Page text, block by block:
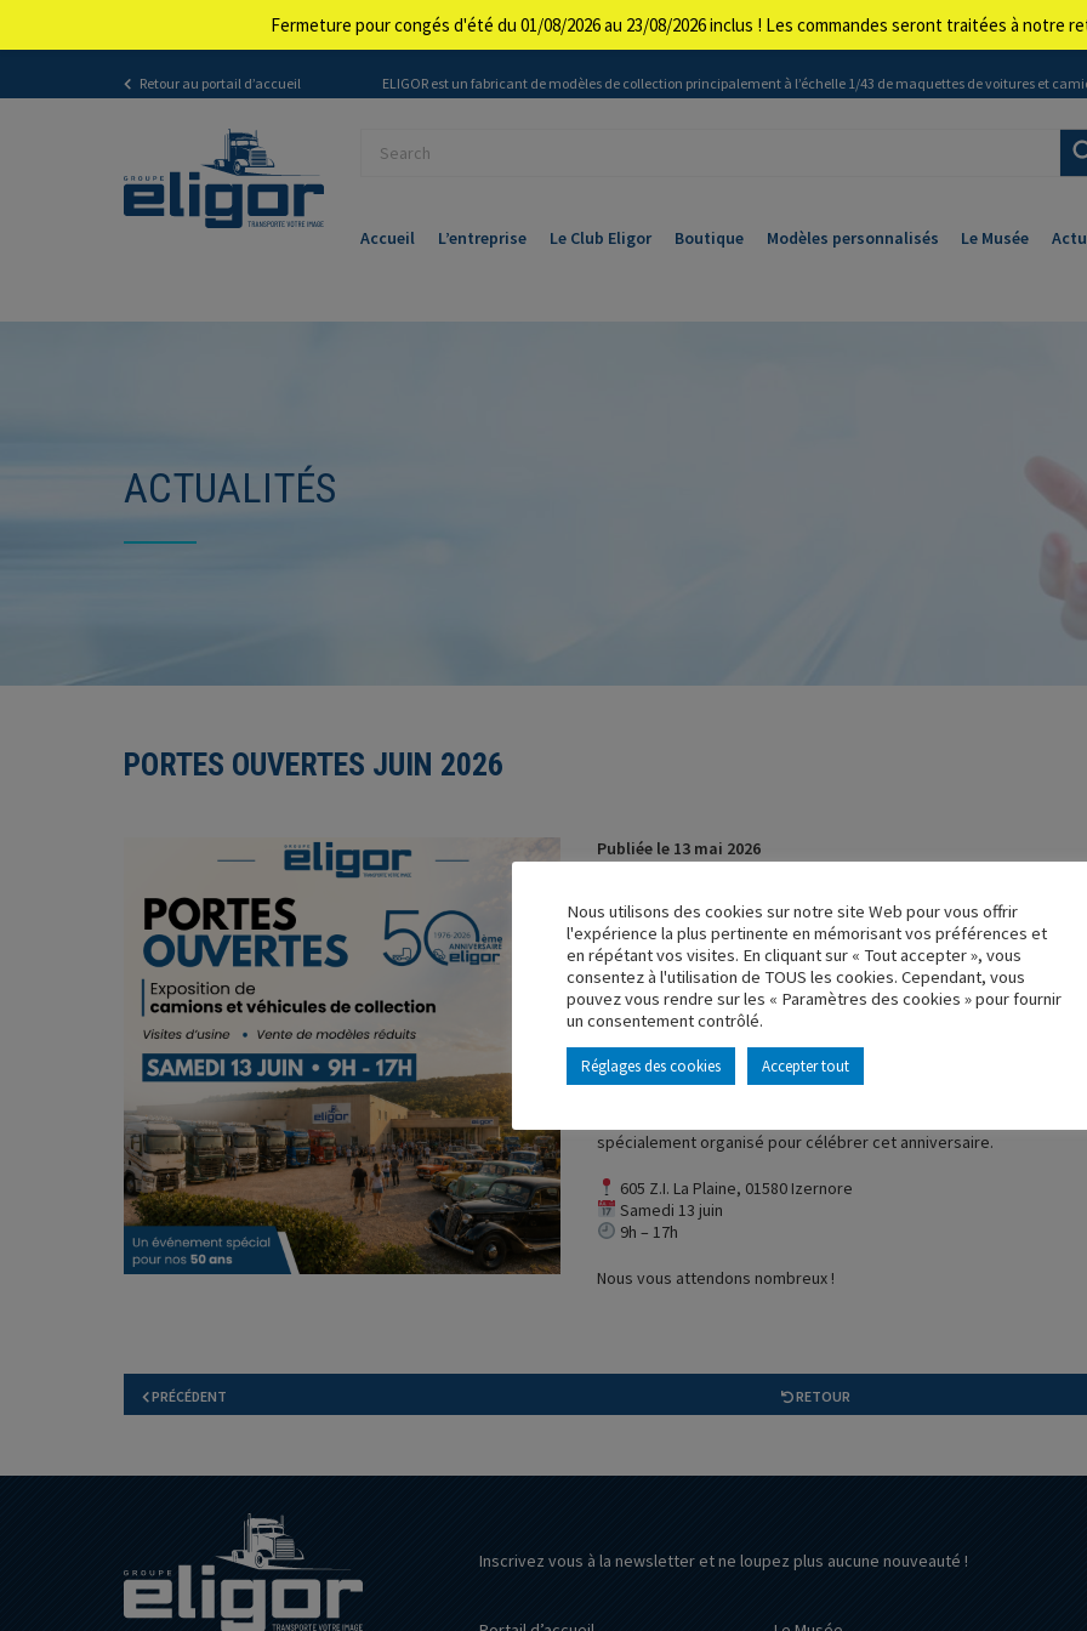
Retour au portail d’accueil ELIGOR est un fabricant de modèles de collection principalement à l’échelle 1/43 de maquettes de voitures et
Accueil L’entreprise Le Club Eligor Boutique Modèles personnalisés Le Musée
ACTUALITÉS
PORTES OUVERTES JUIN 2026
Publiée le 13 mai 2026
À l’occasion des 50 ans de la marque, nous vous donnons rendez-
festive.
Au programme :
Présentation de camions et véhicules de collection
Visite de l’usine
Espace vente de modèles réduits
Une occasion unique de découvrir l’univers Eligor, d’échanger
spécialement organisé pour célébrer cet anniversaire.
605 Z.I. La Plaine, 01580 Izernore
Samedi 13 juin
9h – 17h
Nous vous attendons nombreux !
PRÉCÉDENT RETOUR
Inscrivez vous à la newsletter et ne loupez plus aucune nouveauté !
Nous utilisons des cookies sur notre site Web pour vous offrir
l'expérience la plus pertinente en mémorisant vos préférences et
en répétant vos visites. En cliquant sur « Tout accepter », vous
consentez à l'utilisation de TOUS les cookies. Cependant, vous
pouvez vous rendre sur les « Paramètres des cookies » pour fournir
un consentement contrôlé.
Réglages des cookies Accepter tout
Fermeture pour congés d'été du 01/08/2026 au 23/08/2026 inclus ! Les commandes seront traitées à notre